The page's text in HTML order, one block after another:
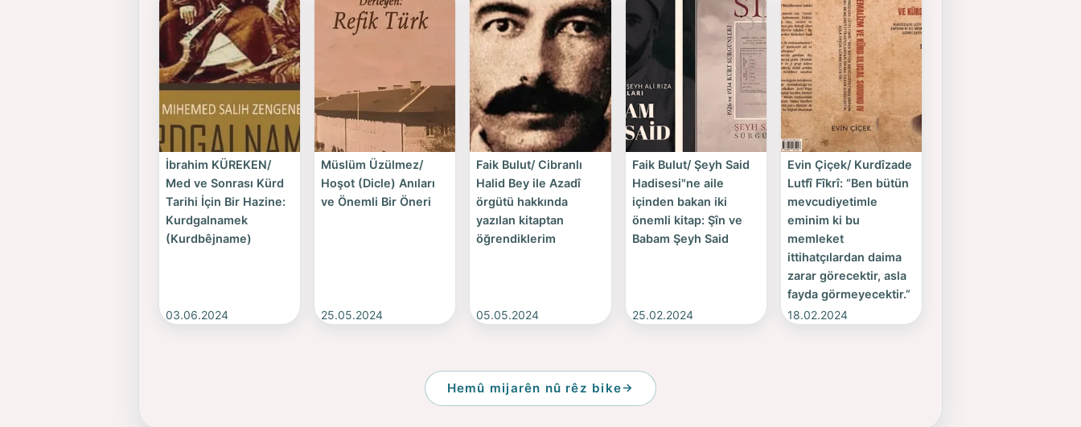
İbrahim KÜREKEN/
Med ve Sonrası Kürd
Tarihi İçin Bir Hazine:
Kurdgalnamek
(Kurdbêjname)
03.06.2024
Müslüm Üzülmez/
Hoşot (Dicle) Anıları
ve Önemli Bir Öneri
25.05.2024
Faik Bulut/ Cibranlı
Halid Bey ile Azadî
örgütü hakkında
yazılan kitaptan
öğrendiklerim
05.05.2024
Faik Bulut/ Şeyh Said
Hadisesi"ne aile
içinden bakan iki
önemli kitap: Şîn ve
Babam Şeyh Said
25.02.2024
Evin Çiçek/ Kurdîzade
Lutfî Fîkrî: “Ben bütün
mevcudiyetimle
eminim ki bu
memleket
ittihatçılardan daima
zarar görecektir, asla
fayda görmeyecektir.”
18.02.2024
Hemû mijarên nû rêz bike